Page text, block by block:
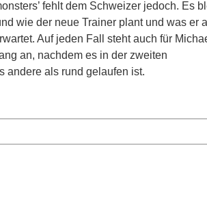
fehlt dem Schweizer jedoch. Es
wie der neue Trainer plant und was er
Auf jeden Fall steht auch für
an, nachdem es in der zweiten
andere als rund gelaufen ist.